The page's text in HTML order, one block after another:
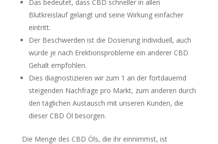
Das bedeutet, dass CBD schneller in allen
Blutkreislauf gelangt und seine Wirkung einfacher
eintritt.
Der Beschwerden ist die Dosierung individuell, auch
würde je nach Erektionsprobleme ein anderer CBD
Gehalt empfohlen.
Dies diagnostizieren wir zum 1 an der fortdauernd
steigenden Nachfrage pro Markt, zum anderen durch
den täglichen Austausch mit unseren Kunden, die
dieser CBD Öl besorgen.
Die Menge des CBD Öls, die ihr einnimmst, ist